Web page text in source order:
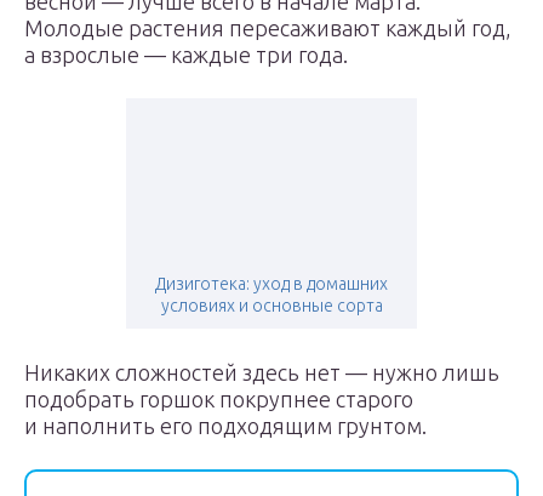
Молодые растения пересаживают каждый год,
а взрослые — каждые три года.
Дизиготека: уход в домашних
условиях и основные сорта
Никаких сложностей здесь нет — нужно лишь
подобрать горшок покрупнее старого
и наполнить его подходящим грунтом.